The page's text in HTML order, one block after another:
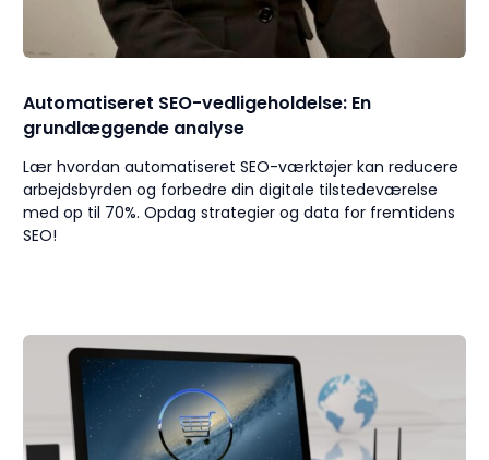
Automatiseret SEO-vedligeholdelse: En
grundlæggende analyse
Lær hvordan automatiseret SEO-værktøjer kan reducere
arbejdsbyrden og forbedre din digitale tilstedeværelse
med op til 70%. Opdag strategier og data for fremtidens
SEO!